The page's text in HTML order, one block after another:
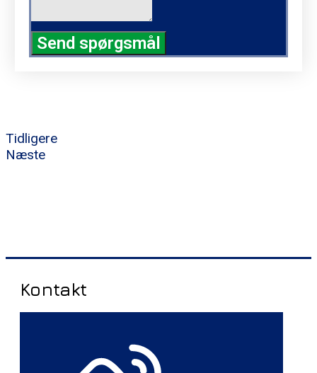
Send spørgsmål
Tidligere
Næste
Kontakt